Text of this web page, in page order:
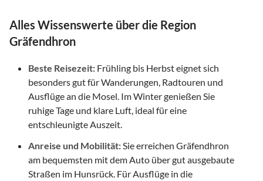
Alles Wissenswerte über die Region
Gräfendhron
Beste Reisezeit: Frühling bis Herbst eignet sich
besonders gut für Wanderungen, Radtouren und
Ausflüge an die Mosel. Im Winter genießen Sie
ruhige Tage und klare Luft, ideal für eine
entschleunigte Auszeit.
Anreise und Mobilität: Sie erreichen Gräfendhron
am bequemsten mit dem Auto über gut ausgebaute
Straßen im Hunsrück. Für Ausflüge in die